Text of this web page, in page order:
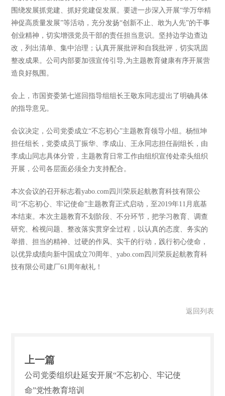
围绕发展抓党建、抓好党建促发展。要进一步深入开展“学万华精
神促高质量发展”等活动，充分发扬“创新不止、敢为人先”的干事
创业精神，切实增强党员干部的责任担当意识。坚持边学边查边
改，列出清单、集中治理；认真开展批评和自我批评，切实巩固
整改成果。公司内部要加强宣传引导,为主题教育健康有序开展营
造良好氛围。
会上，市国资委第七巡回指导组组长王敬东同志提出了明确具体
的指导意见。
会议决定，公司党委成立“不忘初心”主题教育领导小组。杨恒坤
担任组长，党委成员丁振华、李成山、王永同志担任副组长，由
李成山同志具体分管，主题教育日常工作由组织宣传处牵头组织
开展，公司各层面必须全力支持配合。
本次会议的召开标志着yabo.com四川荣辰起航教育科技有限公
司“不忘初心、牢记使命”主题教育正式启动，至2019年11月底基
本结束。本次主题教育不划阶段、不分环节，把学习教育、调查
研究、检视问题、整改落实贯穿全过程，以认真的态度、务实的
举措、担当的精神、过硬的作风、实干的行动，践行初心使命，
以优异成绩向新中国成立70周年、yabo.com四川荣辰起航教育科
技有限公司建厂61周年献礼！
返回列表
上一篇
公司党委组织赴延安开展“不忘初心、牢记使
命”党性教育培训